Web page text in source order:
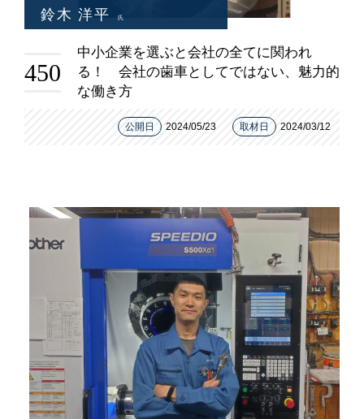
450
中小企業を選ぶと会社の全てに関われ
る！ 会社の歯車としてではない、魅力的
な働き方
公開日 2024/05/23 取材日 2024/03/12
鈴木 洋平 氏